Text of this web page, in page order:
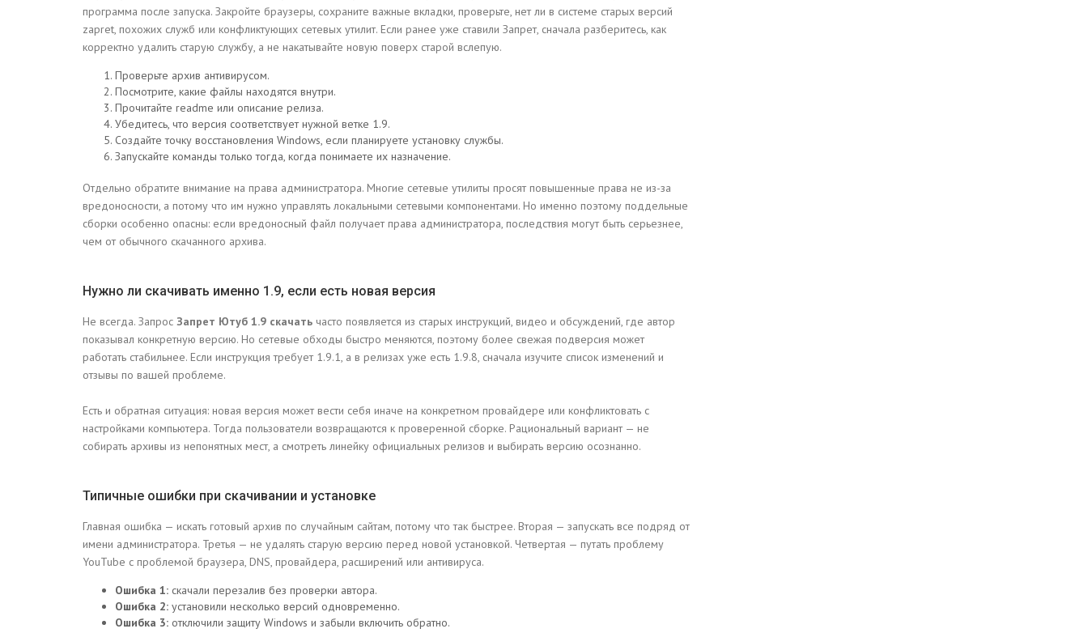
программа после запуска. Закройте браузеры, сохраните важные вкладки, проверьте, нет ли в системе старых версий
zapret, похожих служб или конфликтующих сетевых утилит. Если ранее уже ставили Запрет, сначала разберитесь, как
корректно удалить старую службу, а не накатывайте новую поверх старой вслепую.
Проверьте архив антивирусом.
Посмотрите, какие файлы находятся внутри.
Прочитайте readme или описание релиза.
Убедитесь, что версия соответствует нужной ветке 1.9.
Создайте точку восстановления Windows, если планируете установку службы.
Запускайте команды только тогда, когда понимаете их назначение.
Отдельно обратите внимание на права администратора. Многие сетевые утилиты просят повышенные права не из-за
вредоносности, а потому что им нужно управлять локальными сетевыми компонентами. Но именно поэтому поддельные
сборки особенно опасны: если вредоносный файл получает права администратора, последствия могут быть серьезнее,
чем от обычного скачанного архива.
Нужно ли скачивать именно 1.9, если есть новая версия
Не всегда. Запрос Запрет Ютуб 1.9 скачать часто появляется из старых инструкций, видео и обсуждений, где автор
показывал конкретную версию. Но сетевые обходы быстро меняются, поэтому более свежая подверсия может
работать стабильнее. Если инструкция требует 1.9.1, а в релизах уже есть 1.9.8, сначала изучите список изменений и
отзывы по вашей проблеме.
Есть и обратная ситуация: новая версия может вести себя иначе на конкретном провайдере или конфликтовать с
настройками компьютера. Тогда пользователи возвращаются к проверенной сборке. Рациональный вариант — не
собирать архивы из непонятных мест, а смотреть линейку официальных релизов и выбирать версию осознанно.
Типичные ошибки при скачивании и установке
Главная ошибка — искать готовый архив по случайным сайтам, потому что так быстрее. Вторая — запускать все подряд от
имени администратора. Третья — не удалять старую версию перед новой установкой. Четвертая — путать проблему
YouTube с проблемой браузера, DNS, провайдера, расширений или антивируса.
Ошибка 1: скачали перезалив без проверки автора.
Ошибка 2: установили несколько версий одновременно.
Ошибка 3: отключили защиту Windows и забыли включить обратно.